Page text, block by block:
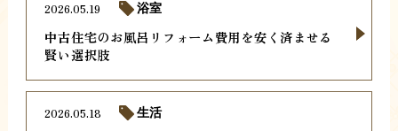
中古住宅のお風呂リフォーム費用を安く済ませる
賢い選択肢
2026.05.19 浴室
2026.05.18 生活